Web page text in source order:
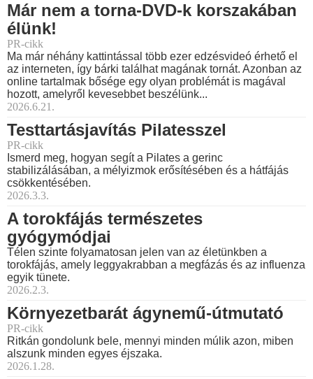
Már nem a torna-DVD-k korszakában
élünk!
PR-cikk
Ma már néhány kattintással több ezer edzésvideó érhető el
az interneten, így bárki találhat magának tornát. Azonban az
online tartalmak bősége egy olyan problémát is magával
hozott, amelyről kevesebbet beszélünk...
2026.6.21.
Testtartásjavítás Pilatesszel
PR-cikk
Ismerd meg, hogyan segít a Pilates a gerinc
stabilizálásában, a mélyizmok erősítésében és a hátfájás
csökkentésében.
2026.3.3.
A torokfájás természetes
gyógymódjai
Télen szinte folyamatosan jelen van az életünkben a
torokfájás, amely leggyakrabban a megfázás és az influenza
egyik tünete.
2026.2.3.
Környezetbarát ágynemű-útmutató
PR-cikk
Ritkán gondolunk bele, mennyi minden múlik azon, miben
alszunk minden egyes éjszaka.
2026.1.28.